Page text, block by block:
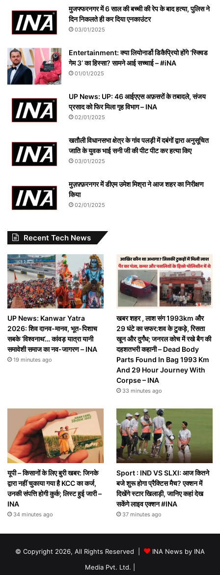
मुजफ्फरनगर में 6 साल की बच्ची की रेप के बाद हत्या, पुलिस ने
दिन निकलते ही कर दिया एनकाउंटर
03/01/2025
Entertainment: क्या लियोनार्डो डिकैप्रियो होंगे ‘स्क्विड
गेम 3’ का हिस्सा? सामने आई सच्चाई – #iNA
01/01/2025
UP News: UP: 46 आईएएस अफ़सरों के तबादले, संजय
प्रसाद को फिर मिला गृह विभाग – INA
02/01/2025
खतौली विधानसभा क्षेत्र के गांव पलड़ी में दबंगों द्वारा अनुसूचित
जाति के युवक भाई सनी जी की पीट पीट कर हत्या किए
03/01/2025
मुज़फ़्फ़रनगर में डीएम उमेश मिश्रा ने आज शहर का निरीक्षण
किया
02/01/2025
Recent Tech News
UP News: Kanwar Yatra
2026: शिव दानव-मानव, भूत-पिशाच
सबके ‘विश्वनाथ’… कांवड़ यात्रा यानी
समावेशी समाज का नव-जागरण – INA
19 minutes ago
खबर शहर , लाश संग 1993km और
29 घंटे का सफर:शव के टुकड़े, रिसता
खून और दुर्गंध; जनरल कोच में रखे बैग की
दहशतभरी कहानी – Dead Body
Parts Found In Bag 1993 Km
And 29 Hour Journey With
Corpse – INA
33 minutes ago
यूपी – किसानों के लिए बुरी खबर: जिनके
द्वारा नहीं चुकाया गया है KCC का कर्ज,
उनकी संपत्ति होगी कुर्क; लिस्ट हुई जारी –
INA
34 minutes ago
Sport : IND VS SLXI: आज कितने
बजे शुरू होगा प्रैक्टिस मैच? एक्शन में
दिखेंगे स्टार खिलाड़ी, जानिए कहां देख
सकेंगे लाइव एक्शन #INA
37 minutes ago
© Copyright 2026, All Rights Reserved |
INA News by INA
Media Pvt. Ltd.